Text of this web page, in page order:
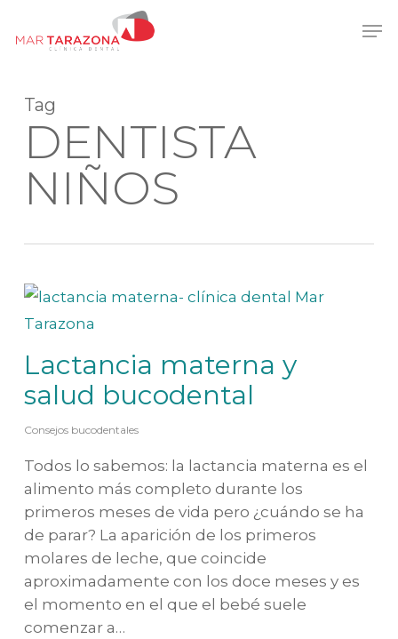
Tag
DENTISTA
NIÑOS
Lactancia materna y
salud bucodental
Consejos bucodentales
Todos lo sabemos: la lactancia materna es el
alimento más completo durante los
primeros meses de vida pero ¿cuándo se ha
de parar? La aparición de los primeros
molares de leche, que coincide
aproximadamente con los doce meses y es
el momento en el que el bebé suele
comenzar a…